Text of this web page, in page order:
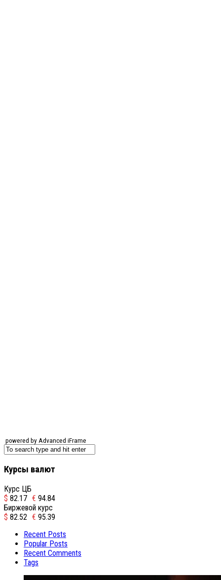
powered by Advanced iFrame
Курсы валют
Курс ЦБ
$ 82.17 € 94.84
Биржевой курс
$ 82.52 € 95.39
Recent Posts
Popular Posts
Recent Comments
Tags